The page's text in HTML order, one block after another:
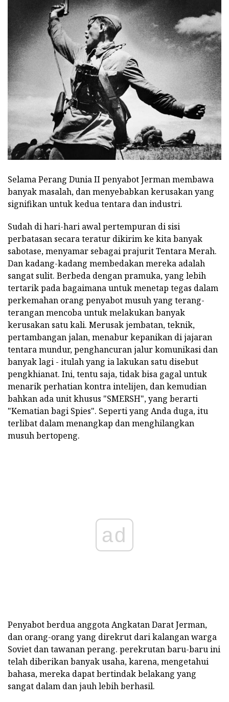
Selama Perang Dunia II penyabot Jerman membawa
banyak masalah, dan menyebabkan kerusakan yang
signifikan untuk kedua tentara dan industri.
Sudah di hari-hari awal pertempuran di sisi
perbatasan secara teratur dikirim ke kita banyak
sabotase, menyamar sebagai prajurit Tentara Merah.
Dan kadang-kadang membedakan mereka adalah
sangat sulit. Berbeda dengan pramuka, yang lebih
tertarik pada bagaimana untuk menetap tegas dalam
perkemahan orang penyabot musuh yang terang-
terangan mencoba untuk melakukan banyak
kerusakan satu kali. Merusak jembatan, teknik,
pertambangan jalan, menabur kepanikan di jajaran
tentara mundur, penghancuran jalur komunikasi dan
banyak lagi - itulah yang ia lakukan satu disebut
pengkhianat. Ini, tentu saja, tidak bisa gagal untuk
menarik perhatian kontra intelijen, dan kemudian
bahkan ada unit khusus "SMERSH", yang berarti
"Kematian bagi Spies". Seperti yang Anda duga, itu
terlibat dalam menangkap dan menghilangkan
musuh bertopeng.
ad
Penyabot berdua anggota Angkatan Darat Jerman,
dan orang-orang yang direkrut dari kalangan warga
Soviet dan tawanan perang. perekrutan baru-baru ini
telah diberikan banyak usaha, karena, mengetahui
bahasa, mereka dapat bertindak belakang yang
sangat dalam dan jauh lebih berhasil.